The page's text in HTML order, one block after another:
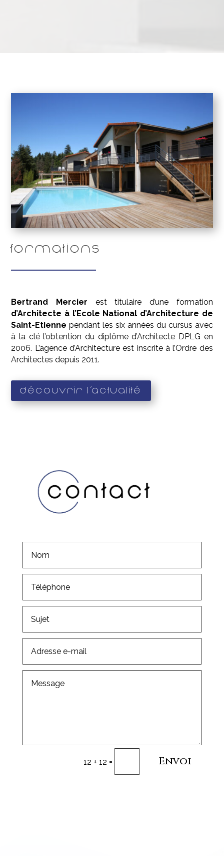
Formations
Bertrand Mercier est titulaire d’une formation
d’Architecte à l’Ecole National d’Architecture de
Saint-Etienne pendant les six années du cursus avec
à la clé l’obtention du diplôme d’Architecte DPLG en
2006. L’agence d’Architecture est inscrite à l’Ordre des
Architectes depuis 2011.
Découvrir l'actualité
12 + 12 = Envoi